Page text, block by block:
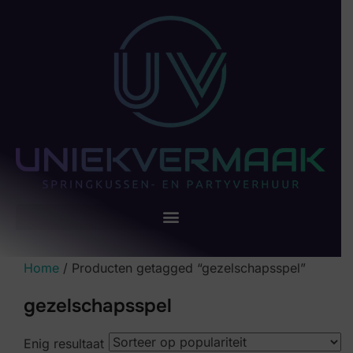
Home / Producten getagged “gezelschapsspel”
gezelschapsspel
Enig resultaat